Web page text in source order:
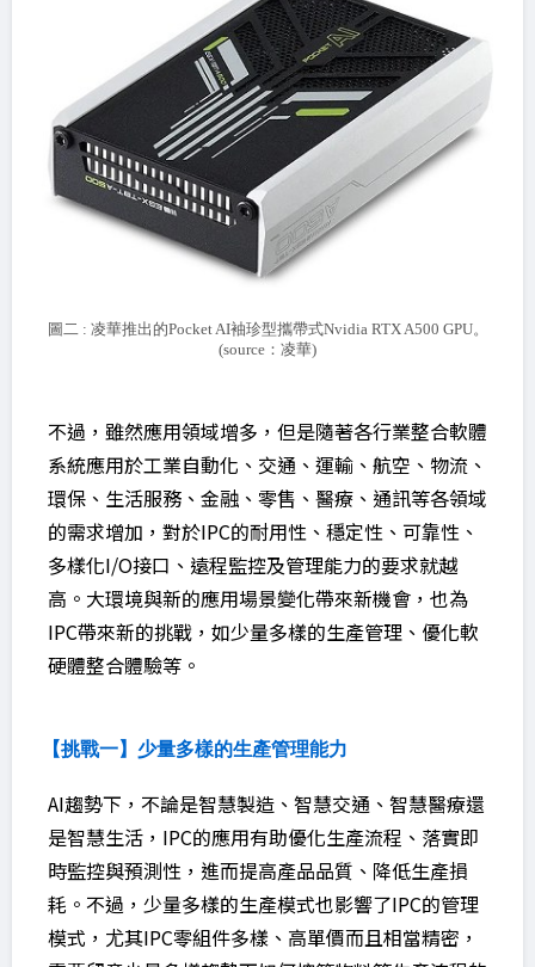
圖二 : 凌華推出的Pocket AI袖珍型攜帶式Nvidia RTX A500 GPU。
(source：凌華)
不過，雖然應用領域增多，但是隨著各行業整合軟體
系統應用於工業自動化、交通、運輸、航空、物流、
環保、生活服務、金融、零售、醫療、通訊等各領域
的需求增加，對於IPC的耐用性、穩定性、可靠性、
多樣化I/O接口、遠程監控及管理能力的要求就越
高。大環境與新的應用場景變化帶來新機會，也為
IPC帶來新的挑戰，如少量多樣的生產管理、優化軟
硬體整合體驗等。
【挑戰一】少量多樣的生產管理能力
AI趨勢下，不論是智慧製造、智慧交通、智慧醫療還
是智慧生活，IPC的應用有助優化生產流程、落實即
時監控與預測性，進而提高產品品質、降低生產損
耗。不過，少量多樣的生產模式也影響了IPC的管理
模式，尤其IPC零組件多樣、高單價而且相當精密，